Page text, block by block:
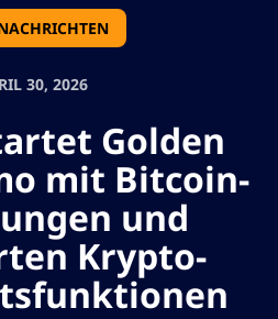
30, 2026
Golden
mit Bitcoin-
und
Krypto-